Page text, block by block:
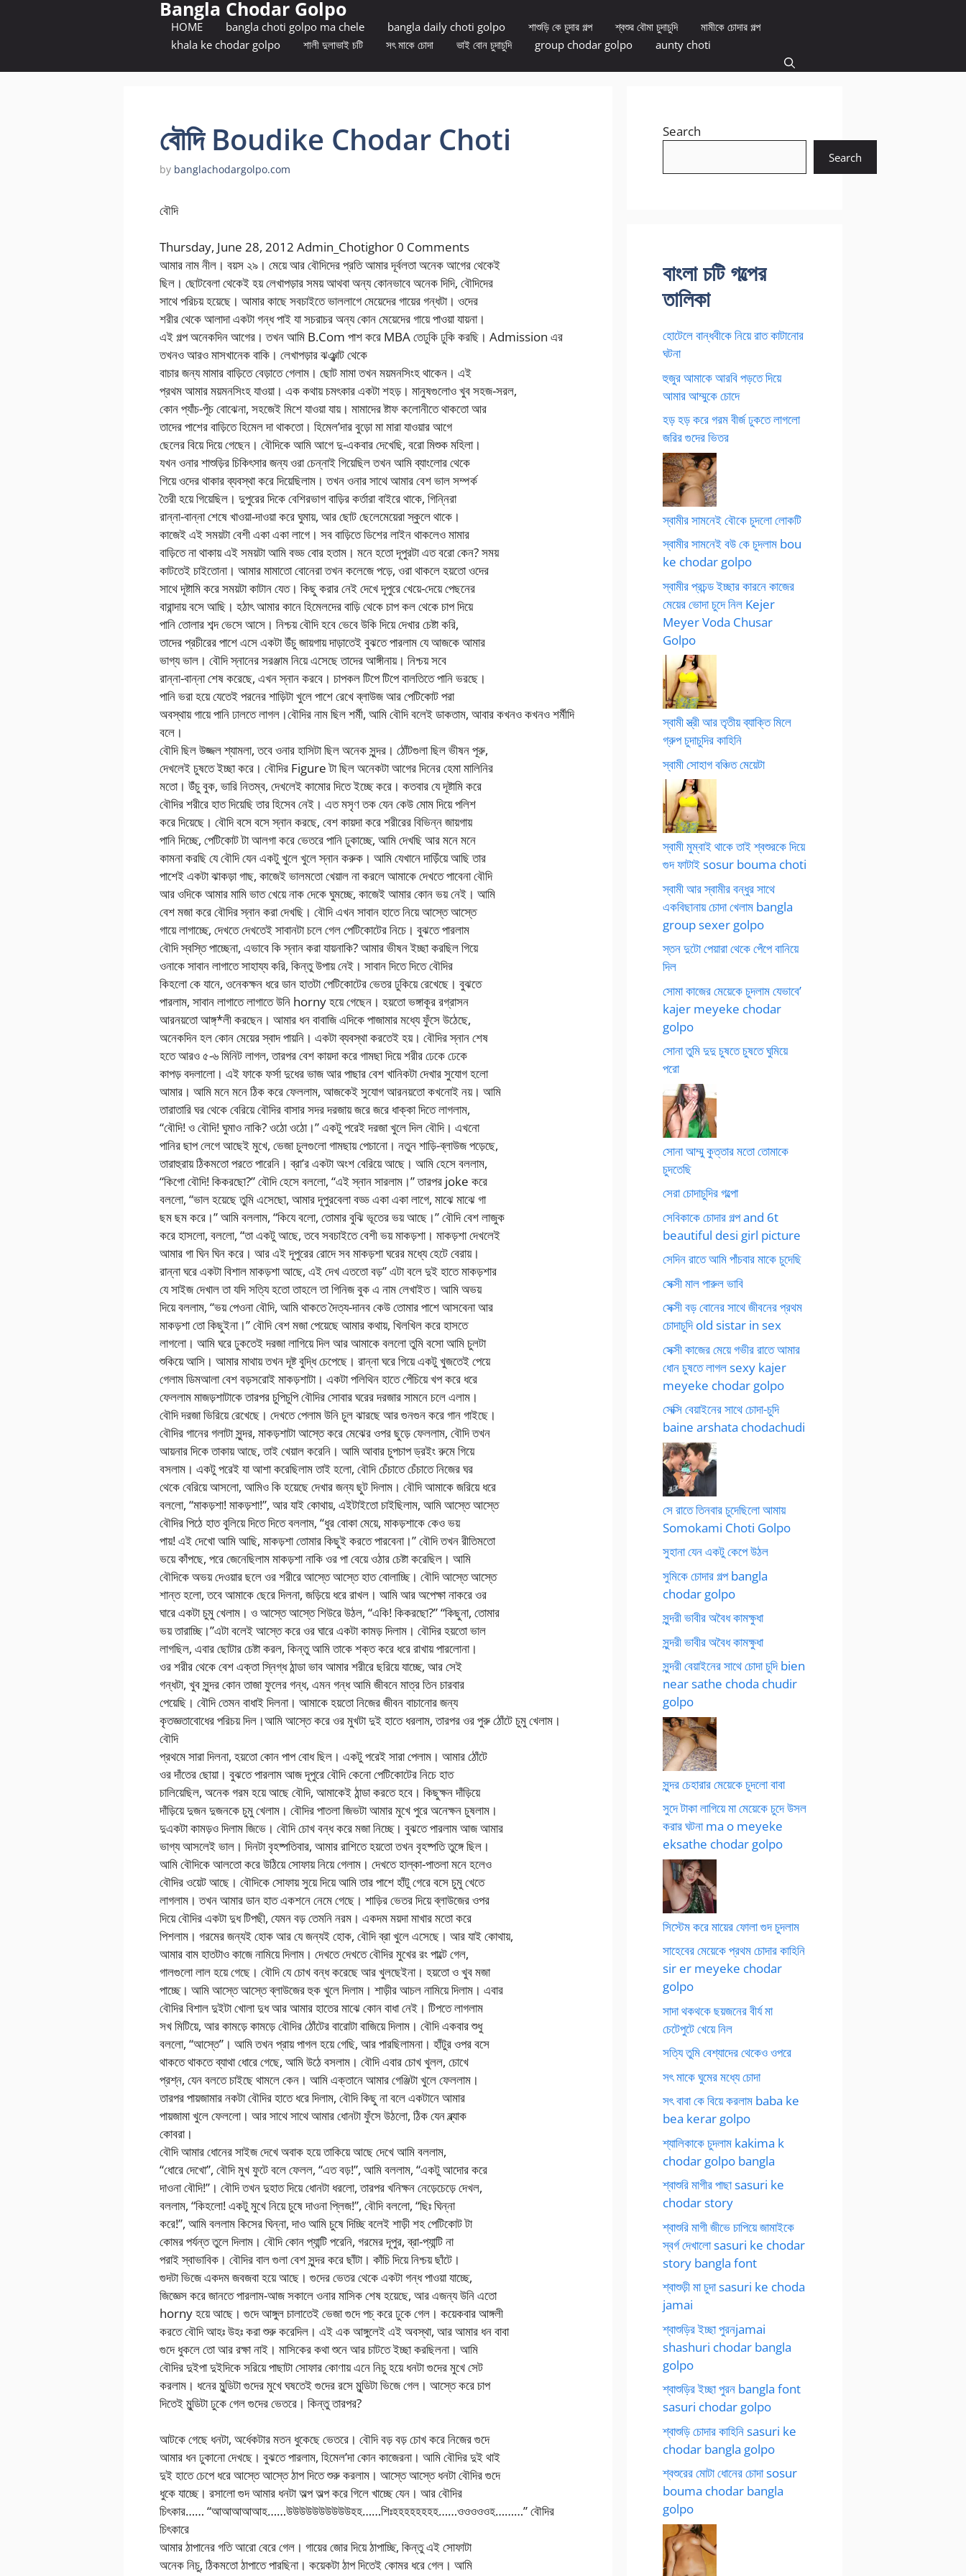
Bangla Chodar Golpo
HOME bangla choti golpo ma chele bangla daily choti golpo শাশুড়ি কে চুদার গল্প শ্বশুর বৌমা চুদাচুদি
মামীকে চোদার গল্প
khala ke chodar golpo
শালী দুলাভাই চটি সৎ মাকে চোদা ভাই বোন চুদাচুদি group chodar golpo aunty choti
বৌদি Boudike Chodar Choti
by banglachodargolpo.com
বৌদি
Thursday, June 28, 2012 Admin_Chotighor 0 Comments
আমার নাম নীল। বয়স ২৯। মেয়ে আর বৌদিদের প্রতি আমার দূর্বলতা অনেক আগের থেকেই
ছিল। ছোটবেলা থেকেই হয় লেখাপড়ার সময় আথবা অন্য কোনভাবে অনেক দিদি, বৌদিদের
সাথে পরিচয় হয়েছে। আমার কাছে সবচাইতে ভাললাগে মেয়েদের গায়ের গন্ধটা। ওদের
শরীর থেকে আলাদা একটা গন্ধ পাই যা সচরাচর অন্য কোন মেয়েদের গায়ে পাওয়া যায়না।
এই গল্প অনেকদিন আগের। তখন আমি B.Com পাশ করে MBA তেঢুকি ঢুকি করছি। Admission এর
তখনও আরও মাসখানেক বাকি। লেখাপড়ার ঝঞ্ঝাট থেকে
বাচার জন্য মামার বাড়িতে বেড়াতে গেলাম। ছোট মামা তখন ময়মনসিংহ থাকেন। এই
প্রথম আমার ময়মনসিংহ যাওয়া। এক কথায় চমৎকার একটা শহড়। মানুষগুলোও খুব সহজ-সরল,
কোন প্যাঁচ-পূঁচ বোঝেনা, সহজেই মিশে যাওয়া যায়। মামাদের ষ্টাফ কলোনীতে থাকতো আর
তাদের পাশের বাড়িতে হিমেল দা থাকতো। হিমেল’দার বুড়ো মা মারা যাওয়ার আগে
ছেলের বিয়ে দিয়ে গেছেন। বৌদিকে আমি আগে দু-একবার দেখেছি, বরো মিশুক মহিলা।
যখন ওনার শাশুড়ির চিকিৎসার জন্য ওরা চেন্নাই গিয়েছিল তখন আমি ব্যাংলোর থেকে
গিয়ে ওদের থাকার ব্যবস্থা করে দিয়েছিলাম। তখন ওনার সাথে আমার বেশ ভাল সম্পর্ক
তৈরী হয়ে গিয়েছিল। দুপুরের দিকে বেশিরভাগ বাড়ির কর্তারা বাইরে থাকে, গিন্নিরা
রান্না-বান্না শেষে খাওয়া-দাওয়া করে ঘুমায়, আর ছোট ছেলেমেয়েরা স্কুলে থাকে।
কাজেই এই সময়টা বেশী একা একা লাগে। সব বাড়িতে ডিশের লাইন থাকলেও মামার
বাড়িতে না থাকায় এই সময়টা আমি বড্ড বোর হতাম। মনে হতো দূপুরটা এত বরো কেন? সময়
কাটতেই চাইতোনা। আমার মামাতো বোনেরা তখন কলেজে পড়ে, ওরা থাকলে হয়তো ওদের
সাথে দূষ্টামি করে সময়টা কাটান যেত। কিছু করার নেই দেখে দূপুরে খেয়ে-দেয়ে পেছনের
বারান্দায় বসে আছি। হঠাৎ আমার কানে হিমেলদের বাড়ি থেকে চাপ কল থেকে চাপ দিয়ে
পানি তোলার শব্দ ভেসে আসে। নিশ্চয় বৌদি হবে ভেবে উকি দিয়ে দেখার চেষ্টা করি,
তাদের প্রচীরের পাশে এসে একটা উঁচু জায়গায় দাড়াতেই বুঝতে পারলাম যে আজকে আমার
ভাগ্য ভাল। বৌদি স্নানের সরঞ্জাম নিয়ে এসেছে তাদের আঙ্গীনায়। নিশ্চয় সবে
রান্না-বান্না শেষ করেছে, এখন স্নান করবে। চাপকল টিপে টিপে বালতিতে পানি ভরছে।
পানি ভরা হয়ে যেতেই পরনের শাড়িটা খুলে পাশে রেখে ব্লাউজ আর পেটিকোট পরা
অবস্থায় গায়ে পানি ঢালতে লাগল।বৌদির নাম ছিল শর্মী, আমি বৌদি বলেই ডাকতাম, আবার কখনও কখনও শর্মীদি
বলে।
বৌদি ছিল উজ্জল শ্যামলা, তবে ওনার হাসিটা ছিল অনেক সুন্দর। ঠোঁটগুলা ছিল ভীষন পূরু,
দেখলেই চুষতে ইচ্ছা করে। বৌদির Figure টা ছিল অনেকটা আগের দিনের হেমা মালিনির
মতো। উঁচু বুক, ভারি নিতম্ব, দেখলেই কামোর দিতে ইচ্ছে করে। কতবার যে দূষ্টামি করে
বৌদির শরীরে হাত দিয়েছি তার হিসেব নেই। এত মসৃণ তক যেন কেউ মোম দিয়ে পলিশ
করে দিয়েছে। বৌদি বসে বসে স্নান করছে, বেশ কায়দা করে শরীরের বিভিন্ন জায়গায়
পানি দিচ্ছে, পেটিকোট টা আলগা করে ভেতরে পানি ঢুকাচ্ছে, আমি দেখছি আর মনে মনে
কামনা করছি যে বৌদি যেন একটু খুলে খুলে স্নান করুক। আমি যেখানে দাড়িঁয়ে আছি তার
পাশেই একটা ঝাকড়া গাছ, কাজেই ভালমতো খেয়াল না করলে আমাকে দেখতে পাবেনা বৌদি
আর ওদিকে আমার মামি ভাত খেয়ে নাক দেকে ঘুমচ্ছে, কাজেই আমার কোন ভয় নেই। আমি
বেশ মজা করে বৌদির স্নান করা দেখছি। বৌদি এখন সাবান হাতে নিয়ে আস্তে আস্তে
গায়ে লাগাচ্ছে, দেখতে দেখতেই সাবানটা চলে গেল পেটিকোটের নিচে। বুঝতে পারলাম
বৌদি স্বস্তি পাচ্ছেনা, এভাবে কি স্নান করা যায়নাকি? আমার ভীষন ইচ্ছা করছিল গিয়ে
ওনাকে সাবান লাগাতে সাহায্য করি, কিন্তু উপায় নেই। সাবান দিতে দিতে বৌদির
কিহলো কে যানে, ওনেকক্ষন ধরে ডান হাতটা পেটিকোটের ভেতর ঢুকিয়ে রেখেছে। বুঝতে
পারলাম, সাবান লাগাতে লাগাতে উনি horny হয়ে গেছেন। হয়তো ভঙ্গাকূর রগ্রাসন
আরনয়তো আঙ্গ্*লী করছেন। আমার ধন বাবাজি এদিকে পাজামার মধ্যে ফুঁসে উঠেছে,
অনেকদিন হল কোন মেয়ের স্বাদ পায়নি। একটা ব্যবস্থা করতেই হয়। বৌদির স্নান শেষ
হতে আরও ৫-৬ মিনিট লাগল, তারপর বেশ কায়দা করে গামছা দিয়ে শরীর ঢেকে ঢেকে
কাপড় বদলালো। এই ফাকে ফর্সা দুধের ভাজ আর পাছার বেশ খানিকটা দেখার সুযোগ হলো
আমার। আমি মনে মনে ঠিক করে ফেললাম, আজকেই সুযোগ আরনয়তো কখনোই নয়। আমি
তারাতারি ঘর থেকে বেরিয়ে বৌদির বাসার সদর দরজায় জরে জরে ধাক্কা দিতে লাগলাম,
“বৌদি! ও বৌদি! ঘুমাও নাকি? ওঠো ওঠো।” একটু পরেই দরজা খুলে দিল বৌদি। এখনো
পানির ছাপ লেগে আছেই মুখে, ভেজা চুলগুলো গামছায় পেচানো। নতুন শাড়ি-ব্লাউজ পড়েছে,
তারাহুরায় ঠিকমতো পরতে পারেনি। ব্রা’র একটা অংশ বেরিয়ে আছে। আমি হেসে বললাম,
“কিগো বৌদি! কিকরছো?” বৌদি হেসে বললো, “এই স্নান সারলাম।” তারপর joke করে
বললো, “ভাল হয়েছে তুমি এসেছো, আমার দূপুরবেলা বড্ড একা একা লাগে, মাঝে মাঝে গা
ছম ছম করে।” আমি বললাম, “কিযে বলো, তোমার বুঝি ভূতের ভয় আছে।” বৌদি বেশ লাজুক
করে হাসলো, বললো, “তা একটু আছে, তবে সবচাইতে বেশী ভয় মাকড়শা। মাকড়শা দেখলেই
আমার গা ঘিন ঘিন করে। আর এই দূপুরের রোদে সব মাকড়শা ঘরের মধ্যে হেটে বেরায়।
রান্না ঘরে একটা বিশাল মাকড়শা আছে, এই দেখ এততো বড়” এটা বলে দুই হাতে মাকড়শার
যে সাইজ দেখাল তা যদি সত্যি হতো তাহলে তা গিনিজ বুক এ নাম লেখাইত। আমি অভয়
দিয়ে বললাম, “ভয় পেওনা বৌদি, আমি থাকতে দৈত্য-দানব কেউ তোমার পাশে আসবেনা আর
মাকড়শা তো কিছুইনা।” বৌদি বেশ মজা পেয়েছে আমার কথায়, খিলখিল করে হাসতে
লাগলো। আমি ঘরে ঢুকতেই দরজা লাগিয়ে দিল আর আমাকে বললো তুমি বসো আমি চুলটা
শুকিয়ে আসি। আমার মাথায় তখন দূষ্ট বুদ্ধি চেপেছে। রান্না ঘরে গিয়ে একটু খুজতেই পেয়ে
গেলাম ডিমআলা বেশ বড়সরোই মাকড়শাটা। একটা পলিথিন হাতে পেঁচিয়ে খপ করে ধরে
ফেললাম মাজড়শাটাকে তারপর চুপিচুপি বৌদির সোবার ঘরের দরজার সামনে চলে এলাম।
বৌদি দরজা ভিরিয়ে রেখেছে। দেখতে পেলাম উনি চুল ঝারছে আর গুনগুন করে গান গাইছে।
বৌদির গানের গলাটা সুন্দর, মাকড়শাটা আস্তে করে মেঝের ওপর ছুড়ে ফেললাম, বৌদি তখন
আয়নার দিকে তাকায় আছে, তাই খেয়াল করেনি। আমি আবার চুপচাপ ড্রইং রুমে গিয়ে
বসলাম। একটু পরেই যা আশা করেছিলাম তাই হলো, বৌদি চেঁচাতে চেঁচাতে নিজের ঘর
থেকে বেরিয়ে আসলো, আমিও কি হয়েছে দেখার জন্য ছুট দিলাম। বৌদি আমাকে জরিয়ে ধরে
বললো, “মাকড়শা! মাকড়শা!”, আর যাই কোথায়, এইটাইতো চাইছিলাম, আমি আস্তে আস্তে
বৌদির পিঠে হাত বুলিয়ে দিতে দিতে বললাম, “ধুর বোকা মেয়ে, মাকড়শাকে কেও ভয়
পায়! এই দেখো আমি আছি, মাকড়শা তোমার কিছুই করতে পারবেনা।” বৌদি তখন রীতিমতো
ভয়ে কাঁপছে, পরে জেনেছিলাম মাকড়শা নাকি ওর পা বেয়ে ওঠার চেষ্টা করেছিল। আমি
বৌদিকে অভয় দেওয়ার ছলে ওর শরীরে আস্তে আস্তে হাত বোলাচ্ছি। বৌদি আস্তে আস্তে
শান্ত হলো, তবে আমাকে ছেরে দিলনা, জড়িয়ে ধরে রাখল। আমি আর অপেক্ষা নাকরে ওর
ঘারে একটা চুমু খেলাম। ও আস্তে আস্তে শিউরে উঠল, “একি! কিকরছো?” “কিছুনা, তোমার
ভয় তারাচ্ছি।”এটা বলেই আস্তে করে ওর ঘারে একটা কামড় দিলাম। বৌদির হয়তো ভাল
লাগছিল, এবার ছোটার চেষ্টা করল, কিন্তু আমি তাকে শক্ত করে ধরে রাখায় পারলোনা।
ওর শরীর থেকে বেশ এক্তা স্নিগ্ধ ঠান্ডা ভাব আমার শরীরে ছরিয়ে যাচ্ছে, আর সেই
গন্ধটা, খুব সুন্দর কোন তাজা ফুলের গন্ধ, এমন গন্ধ আমি জীবনে মাত্র তিন চারবার
পেয়েছি। বৌদি তেমন বাধাই দিলনা। আমাকে হয়তো নিজের জীবন বাচানোর জন্য
কৃতজ্ঞতাবোধের পরিচয় দিল।আমি আস্তে করে ওর মুখটা দুই হাতে ধরলাম, তারপর ওর পুরু ঠোঁটে চুমু খেলাম।
বৌদি
প্রথমে সারা দিলনা, হয়তো কোন পাপ বোধ ছিল। একটু পরেই সারা পেলাম। আমার ঠোঁটে
ওর দাঁতের ছোয়া। বুঝতে পারলাম আজ দূপুরে বৌদি কেনো পেটিকোটের নিচে হাত
চালিয়েছিল, অনেক গরম হয়ে আছে বৌদি, আমাকেই ঠান্ডা করতে হবে। কিছুক্ষন দাঁড়িয়ে
দাঁড়িয়ে দুজন দুজনকে চুমু খেলাম। বৌদির পাতলা জিভটা আমার মুখে পুরে অনেক্ষন চুষলাম।
দুএকটা কামড়ও দিলাম জিভে। বৌদি চোখ বন্ধ করে মজা নিচ্ছে। বুঝতে পারলাম আজ আমার
ভাগ্য আসলেই ভাল। দিনটা বৃহষ্পতিবার, আমার রাশিতে হয়তো তখন বৃহষ্পতি তুঙ্গে ছিল।
আমি বৌদিকে আলতো করে উঠিয়ে সোফায় নিয়ে গেলাম। দেখতে হাল্কা-পাতলা মনে হলেও
বৌদির ওয়েট আছে। বৌদিকে সোফায় সুয়ে দিয়ে আমি তার পাশে হাঁটু গেরে বসে চুমু খেতে
লাগলাম। তখন আমার ডান হাত একশনে নেমে গেছে। শাড়ির ভেতর দিয়ে ব্লাউজের ওপর
দিয়ে বৌদির একটা দুধ টিপছী, যেমন বড় তেমনি নরম। একদম ময়দা মাখার মতো করে
পিশলাম। গরমের জন্যই হোক আর যে জন্যই হোক, বৌদি ব্রা খুলে এসেছে। আর যাই কোথায়,
আমার বাম হাতটাও কাজে নামিয়ে দিলাম। দেখতে দেখতে বৌদির মুখের রং পাল্টে গেল,
গালগুলো লাল হয়ে গেছে। বৌদি যে চোখ বন্ধ করেছে আর খুলছেইনা। হয়তো ও খুব মজা
পাচ্ছে। আমি আস্তে আস্তে ব্লাউজের হুক খুলে দিলাম। শাড়ীর আচল নামিয়ে দিলাম। এবার
বৌদির বিশাল দুইটা খোলা দুধ আর আমার হাতের মাঝে কোন বাধা নেই। টিপতে লাগলাম
সখ মিটিয়ে, আর কামড়ে কামড়ে বৌদির ঠোঁটের বারোটা বাজিয়ে দিলাম। বৌদি একবার শুধু
বললো, “আস্তে”। আমি তখন প্রায় পাগল হয়ে গেছি, আর পারছিলামনা। হাঁটুর ওপর বসে
থাকতে থাকতে ব্যাথা ধোরে গেছে, আমি উঠে বসলাম। বৌদি এবার চোখ খুলল, চোখে
প্রশ্ন, যেন বলতে চাইছে থামলে কেন। আমি এক্তানে আমার গেঞ্জিটা খুলে ফেললাম।
তারপর পায়জামার নকটা বৌদির হাতে ধরে দিলাম, বৌদি কিছু না বলে একটানে আমার
পায়জামা খুলে ফেললো। আর সাথে সাথে আমার ধোনটা ফুঁসে উঠলো, ঠিক যেন ব্ল্যাক
কোবরা।
বৌদি আমার ধোনের সাইজ দেখে অবাক হয়ে তাকিয়ে আছে দেখে আমি বললাম,
“ধোরে দেখো”, বৌদি মুখ ফুটে বলে ফেলল, “এত বড়!”, আমি বললাম, “একটু আদোর করে
দাওনা বৌদি!”। বৌদি তখন দুহাত দিয়ে ধোনটা ধরলো, তারপর খনিক্ষন নেড়েচেড়ে দেখল,
বললাম, “কিহলো! একটু মুখে নিয়ে চুষে দাওনা প্লিজ!”, বৌদি বললো, “ছিঃ ঘিন্না
করে!”, আমি বললাম কিসের ঘিন্না, দাও আমি চুষে দিচ্ছি বলেই শাড়ী শহ পেটিকোট টা
কোমর পর্যন্ত তুলে দিলাম। বৌদি কোন প্যান্টি পরেনি, গরমের দূপুর, ব্রা-প্যান্টি না
পরাই স্বাভাবিক। বৌদির বাল গুলা বেশ সুন্দর করে ছাঁটা। কাঁচি দিয়ে নিশ্চয় ছাঁটে।
গুদটা ভিজে একদম জবজবা হয়ে আছে। গুদের ভেতর থেকে একটা গন্ধ পাওয়া যাচ্ছে,
জিজ্ঞেস করে জানতে পারলাম-আজ সকালে ওনার মাসিক শেষ হয়েছে, আর এজন্য উনি এতো
horny হয়ে আছে। গুদে আঙ্গুল চালাতেই ভেজা গুদে পচ্ করে ঢুকে গেল। কয়েকবার আঙ্গলী
করতে বৌদি আহঃ উহঃ করা শুরু করেদিল। এই এক আঙ্গুলেই এই অবস্থা, আর আমার ধন বাবা
গুদে ধুকলে তো আর রক্ষা নাই। মাসিকের কথা শুনে আর চাটতে ইচ্ছা করছিলনা। আমি
বৌদির দুইপা দুইদিকে সরিয়ে পাছাটা সোফার কোণায় এনে নিচু হয়ে ধনটা গুদের মুখে সেট
করলাম। ধনের মুন্ডিটা গুদের মুখে ঘষতেই গুদের রসে মুন্ডিটা ভিজে গেল। আস্তে করে চাপ
দিতেই মুন্ডিটা ঢুকে গেল গুদের ভেতরে। কিন্তু তারপর?
আটকে গেছে ধনটা, অর্ধেকটার মতন ধুকেছে ভেতরে। বৌদি বড় বড় চোখ করে নিজের গুদে
আমার ধন ঢুকানো দেখছে। বুঝতে পারলাম, হিমেল’দা কোন কাজেরনা। আমি বৌদির দুই থাই
দুই হাতে চেপে ধরে আস্তে আস্তে ঠাপ দিতে শুরু করলাম। আস্তে আস্তে ধনটা বৌদির গুদে
ধুকে যাচ্ছে। রসালো গুদ আমার ধনটা অল্প অল্প করে গিলে খাচ্ছে যেন। আর বৌদির
চিৎকার…… “আআআআআহ……উউউউউউউউউউহহ……শিঃহহহহহহহহ……ওওওওওহ………” বৌদির
চিৎকারে
আমার ঠাপানের গতি আরো বেরে গেল। গায়ের জোর দিয়ে ঠাপাচ্ছি, কিন্তু এই সোফাটা
অনেক নিচু, ঠিকমতো ঠাপাতে পারছিনা। কয়েকটা ঠাপ দিতেই কোমর ধরে গেল। আমি
Search
Search
বাংলা চটি গল্পের
তালিকা
হোটেলে বান্ধবীকে নিয়ে রাত কাটানোর
ঘটনা
হুজুর আমাকে আরবি পড়তে দিয়ে
আমার আম্মুকে চোদে
হড় হড় করে গরম বীর্জ ঢুকতে লাগলো
জরির গুদের ভিতর
স্বামীর সামনেই বৌকে চুদলো লোকটি
স্বামীর সামনেই বউ কে চুদলাম bou
ke chodar golpo
স্বামীর প্রচন্ড ইচ্ছার কারনে কাজের
মেয়ের ভোদা চুদে নিল Kejer
Meyer Voda Chusar
Golpo
স্বামী স্ত্রী আর তৃতীয় ব্যাক্তি মিলে
গ্রুপ চুদাচুদির কাহিনি
স্বামী সোহাগ বঞ্চিত মেয়েটা
স্বামী মুম্বাই থাকে তাই শ্বশুরকে দিয়ে
গুদ ফাটাই sosur bouma choti
স্বামী আর স্বামীর বন্ধুর সাথে
একবিছানায় চোদা খেলাম bangla
group sexer golpo
স্তন দুটো পেয়ারা থেকে পেঁপে বানিয়ে
দিল
সোমা কাজের মেয়েকে চুদলাম যেভাবে’
kajer meyeke chodar
golpo
সোনা তুমি দুদু চুষতে চুষতে ঘুমিয়ে
পরো
সোনা আম্মু কুত্তার মতো তোমাকে
চুদতেছি
সেরা চোদাচুদির গল্পো
সেবিকাকে চোদার গল্প and 6t
beautiful desi girl picture
সেদিন রাতে আমি পাঁচবার মাকে চুদেছি
সেক্সী মাল পারুল ভাবি
সেক্সী বড় বোনের সাথে জীবনের প্রথম
চোদাচুদি old sistar in sex
সেক্সী কাজের মেয়ে গভীর রাতে আমার
ধোন চুষতে লাগল sexy kajer
meyeke chodar golpo
সেক্সি বেয়াইনের সাথে চোদা-চুদি
baine arshata chodachudi
সে রাতে তিনবার চুদেছিলো আমায়
Somokami Choti Golpo
সুহানা যেন একটু কেপে উঠল
সুমিকে চোদার গল্প bangla
chodar golpo
সুন্দরী ভাবীর অবৈধ কামক্ষুধা
সুন্দরী ভাবীর অবৈধ কামক্ষুধা
সুন্দরী বেয়াইনের সাথে চোদা চুদি bien
near sathe choda chudir
golpo
সুন্দর চেহারার মেয়েকে চুদলো বাবা
সুদে টাকা লাগিয়ে মা মেয়েকে চুদে উসল
করার ঘটনা ma o meyeke
eksathe chodar golpo
সিস্টেম করে মায়ের ফোলা গুদ চুদলাম
সাহেবের মেয়েকে প্রথম চোদার কাহিনি
sir er meyeke chodar
golpo
সাদা থকথকে ছয়জনের বীর্য মা
চেটেপুটে খেয়ে নিল
সত্যি তুমি বেশ্যাদের থেকেও ওপরে
সৎ মাকে ঘুমের মধ্যে চোদা
সৎ বাবা কে বিয়ে করলাম baba ke
bea kerar golpo
শ্যালিকাকে চুদলাম kakima k
chodar golpo bangla
শ্বাশুরি মাগীর পাছা sasuri ke
chodar story
শ্বাশুরি মাগী জীভে চাপিয়ে জামাইকে
স্বর্গ দেখালো sasuri ke chodar
story bangla font
শ্বাশুড়ী মা চুদা sasuri ke choda
jamai
শ্বাশুড়ির ইচ্ছা পুরনjamai
shashuri chodar bangla
golpo
শ্বাশুড়ির ইচ্ছা পুরন bangla font
sasuri chodar golpo
শ্বাশুড়ি চোদার কাহিনি sasuri ke
chodar bangla golpo
শ্বশুরের মোটা ধোনের চোদা sosur
bouma chodar bangla
golpo